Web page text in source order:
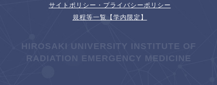
サイトポリシー・プライバシーポリシー
規程等一覧【学内限定】
HIROSAKI UNIVERSITY INSTITUTE OF
RADIATION EMERGENCY MEDICINE